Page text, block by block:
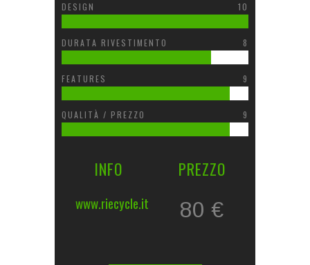
DESIGN 10
DURATA RIVESTIMENTO 8
FEATURES 9
QUALITÀ / PREZZO 9
INFO
www.riecycle.it
PREZZO
80 €